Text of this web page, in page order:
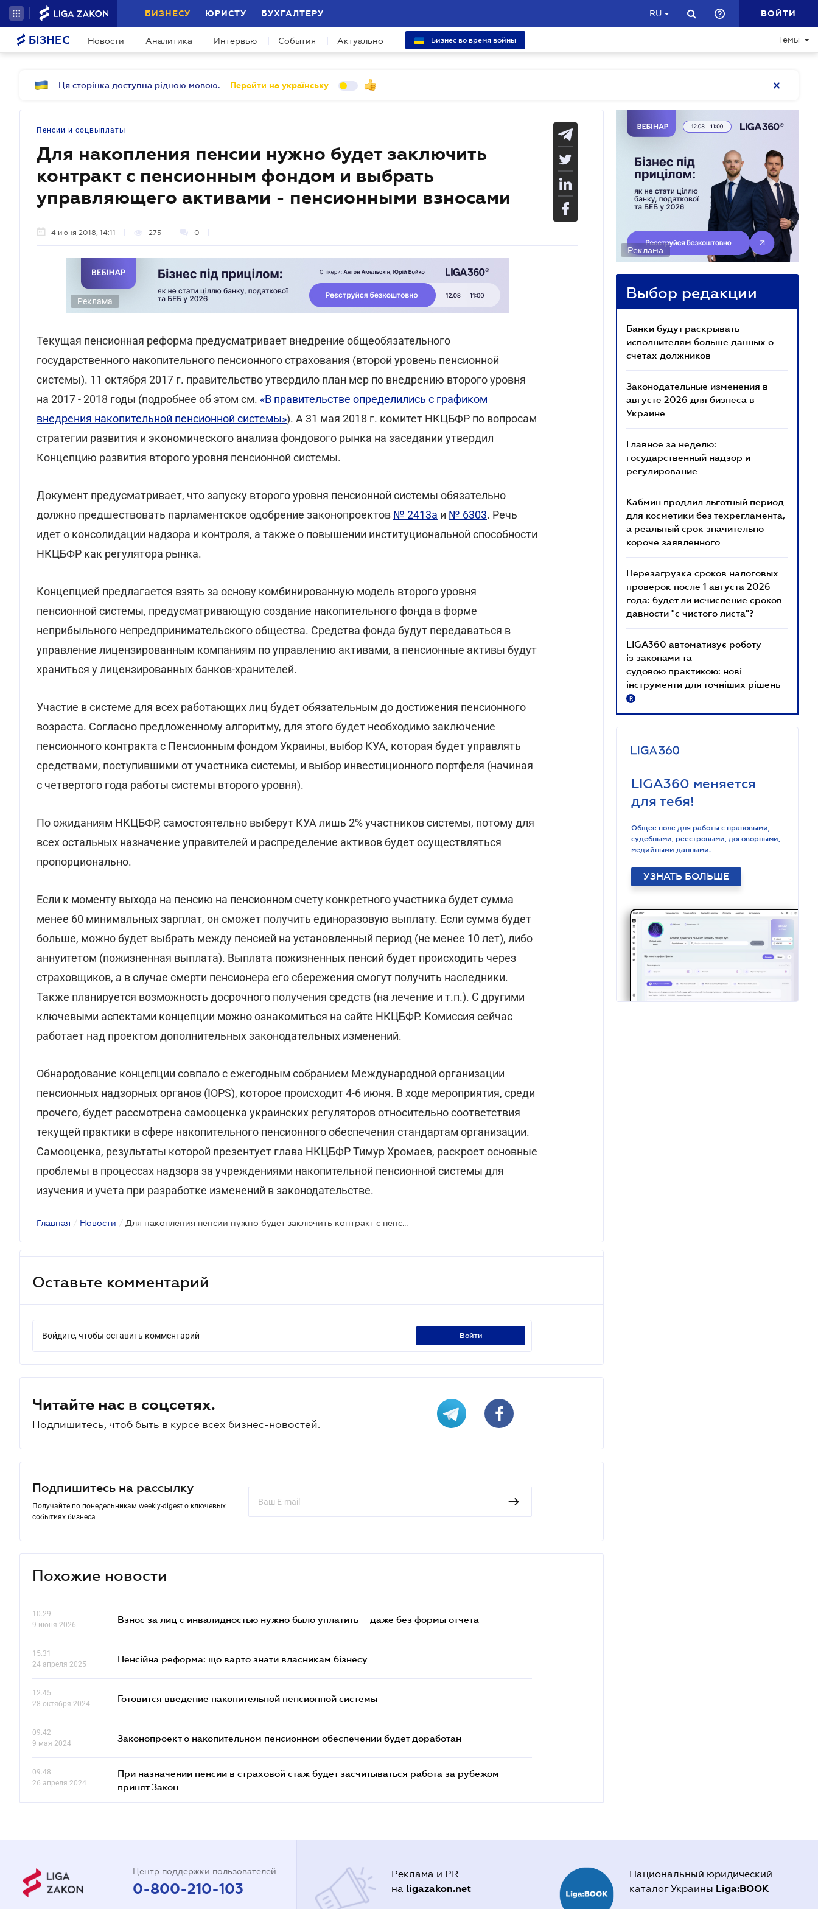
БИЗНЕСУ ЮРИСТУ БУХГАЛТЕРУ RU ВОЙТИ
БІЗНЕС Новости Аналитика Интервью События Актуально Бизнес во время войны Темы
Ця сторінка доступна рідною мовою. Перейти на українську
Пенсии и соцвыплаты
Для накопления пенсии нужно будет заключить
контракт с пенсионным фондом и выбрать
управляющего активами - пенсионными взносами
4 июня 2018, 14:11 275 0
Реклама
Текущая пенсионная реформа предусматривает внедрение общеобязательного
государственного накопительного пенсионного страхования (второй уровень пенсионной
системы). 11 октября 2017 г. правительство утвердило план мер по внедрению второго уровня
на 2017 - 2018 годы (подробнее об этом см. «В правительстве определились с графиком
внедрения накопительной пенсионной системы»). А 31 мая 2018 г. комитет НКЦБФР по вопросам
стратегии развития и экономического анализа фондового рынка на заседании утвердил
Концепцию развития второго уровня пенсионной системы.
Документ предусматривает, что запуску второго уровня пенсионной системы обязательно
должно предшествовать парламентское одобрение законопроектов № 2413а и № 6303. Речь
идет о консолидации надзора и контроля, а также о повышении институциональной способности
НКЦБФР как регулятора рынка.
Концепцией предлагается взять за основу комбинированную модель второго уровня
пенсионной системы, предусматривающую создание накопительного фонда в форме
неприбыльного непредпринимательского общества. Средства фонда будут передаваться в
управление лицензированным компаниям по управлению активами, а пенсионные активы будут
храниться у лицензированных банков-хранителей.
Участие в системе для всех работающих лиц будет обязательным до достижения пенсионного
возраста. Согласно предложенному алгоритму, для этого будет необходимо заключение
пенсионного контракта с Пенсионным фондом Украины, выбор КУА, которая будет управлять
средствами, поступившими от участника системы, и выбор инвестиционного портфеля (начиная
с четвертого года работы системы второго уровня).
По ожиданиям НКЦБФР, самостоятельно выберут КУА лишь 2% участников системы, потому для
всех остальных назначение управителей и распределение активов будет осуществляться
пропорционально.
Если к моменту выхода на пенсию на пенсионном счету конкретного участника будет сумма
менее 60 минимальных зарплат, он сможет получить единоразовую выплату. Если сумма будет
больше, можно будет выбрать между пенсией на установленный период (не менее 10 лет), либо
аннуитетом (пожизненная выплата). Выплата пожизненных пенсий будет происходить через
страховщиков, а в случае смерти пенсионера его сбережения смогут получить наследники.
Также планируется возможность досрочного получения средств (на лечение и т.п.). С другими
ключевыми аспектами концепции можно ознакомиться на сайте НКЦБФР. Комиссия сейчас
работает над проектом дополнительных законодательных изменений.
Обнародование концепции совпало с ежегодным собранием Международной организации
пенсионных надзорных органов (IOPS), которое происходит 4-6 июня. В ходе мероприятия, среди
прочего, будет рассмотрена самооценка украинских регуляторов относительно соответствия
текущей практики в сфере накопительного пенсионного обеспечения стандартам организации.
Самооценка, результаты которой презентует глава НКЦБФР Тимур Хромаев, раскроет основные
проблемы в процессах надзора за учреждениями накопительной пенсионной системы для
изучения и учета при разработке изменений в законодательстве.
Главная / Новости / Для накопления пенсии нужно будет заключить контракт с пенсионным фондом и выбрать управляющего активами - пенсионными взносами
Оставьте комментарий
Войдите, чтобы оставить комментарий войти
Читайте нас в соцсетях.
Подпишитесь, чтоб быть в курсе всех бизнес-новостей.
Подпишитесь на рассылку
Получайте по понедельникам weekly-digest о ключевых
событиях бизнеса
Похожие новости
10.29
9 июня 2026
Взнос за лиц с инвалидностью нужно было уплатить – даже без формы отчета
15.31
24 апреля 2025
Пенсійна реформа: що варто знати власникам бізнесу
12.45
28 октября 2024
Готовится введение накопительной пенсионной системы
09.42
9 мая 2024
Законопроект о накопительном пенсионном обеспечении будет доработан
09.48
26 апреля 2024
При назначении пенсии в страховой стаж будет засчитываться работа за рубежом -
принят Закон
Реклама
Выбор редакции
Банки будут раскрывать
исполнителям больше данных о
счетах должников
Законодательные изменения в
августе 2026 для бизнеса в
Украине
Главное за неделю:
государственный надзор и
регулирование
Кабмин продлил льготный период
для косметики без техрегламента,
а реальный срок значительно
короче заявленного
Перезагрузка сроков налоговых
проверок после 1 августа 2026
года: будет ли исчисление сроков
давности "с чистого листа"?
LIGA360 автоматизує роботу
із законами та
судовою практикою: нові
інструменти для точніших рішень
R
LIGA360 меняется
для тебя!
Общее поле для работы с правовыми,
судебными, реестровыми, договорными,
медийными данными.
УЗНАТЬ БОЛЬШЕ
Центр поддержки пользователей
0-800-210-103
Реклама и PR
на ligazakon.net
Национальный юридический
каталог Украины Liga:BOOK